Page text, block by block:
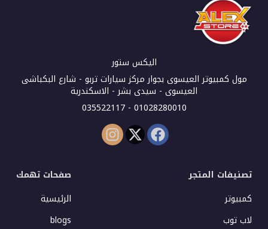
اليكس ستور
مول كمبيوتر العيسوى بجوار مركز سيارات تربو - شارع البكباشى
العيسوى - سيدى بشر - الاسكندرية
01028280010 - 035522117
تصنيفات المتجر
كمبيوتر
لاب توب
صفحات تهمك
الرئيسية
blogs